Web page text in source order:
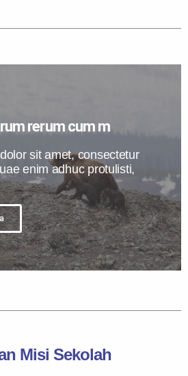
rerum cum m
sit amet, consectetur
enim adhuc protulisti,
Misi Sekolah